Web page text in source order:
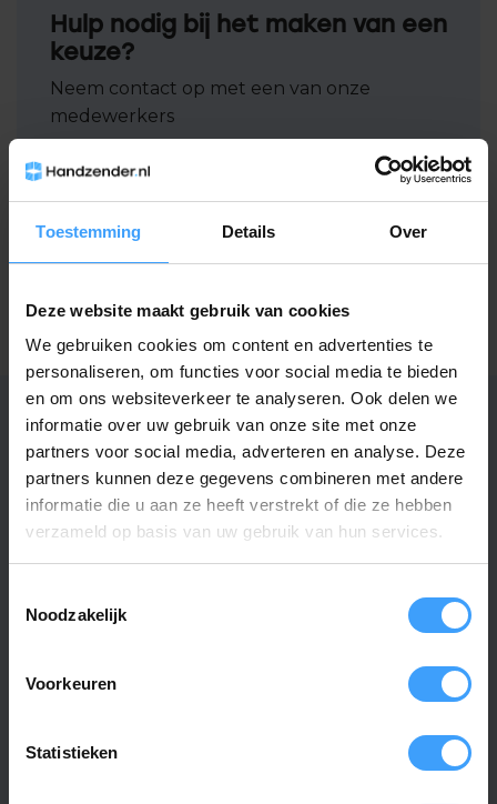
Toestemming Details Over
Deze website maakt gebruik van cookies
We gebruiken cookies om content en advertenties te
personaliseren, om functies voor social media te bieden
en om ons websiteverkeer te analyseren. Ook delen we
informatie over uw gebruik van onze site met onze
partners voor social media, adverteren en analyse. Deze
partners kunnen deze gegevens combineren met andere
informatie die u aan ze heeft verstrekt of die ze hebben
verzameld op basis van uw gebruik van hun services.
Noodzakelijk
Voorkeuren
Statistieken
Hulp nodig bij het maken van een
keuze?
Neem contact op met een van onze
medewerkers
Vraag het de expert
Gerelateerde producten
TypeError: Failed to fetch
https://www.handzender.nl/brel/
Specificaties
Artikelnummer 1245
Afmetingen